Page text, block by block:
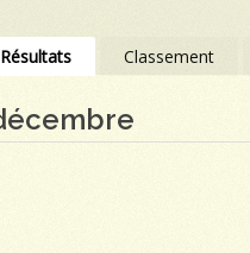
Résultats Classement